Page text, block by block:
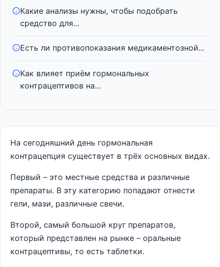
Какие анализы нужны, чтобы подобрать
средство для...
Есть ли противопоказания медикаментозной...
Как влияет приём гормональных
контрацептивов на...
На сегодняшний день гормональная
контрацепция существует в трёх основных видах.
Первый – это местные средства и различные
препараты. В эту категорию попадают отнести
гели, мази, различные свечи.
Второй, самый большой круг препаратов,
который представлен на рынке – оральные
контрацептивы, то есть таблетки.